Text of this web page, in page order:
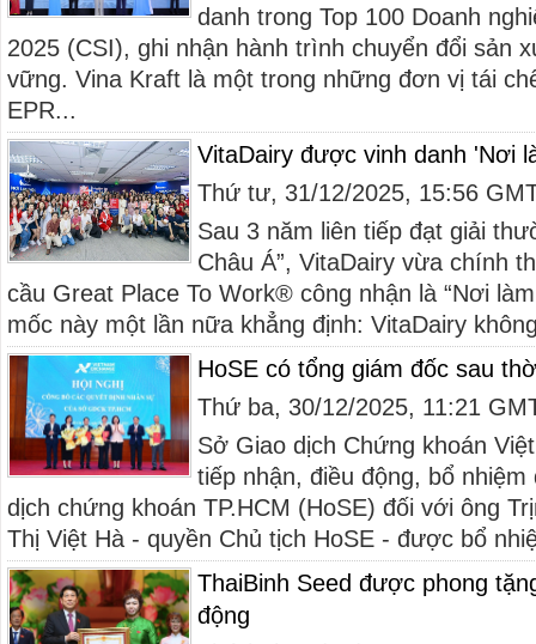
danh trong Top 100 Doanh
2025 (CSI), ghi nhận hành trình chuyển đổi sản
vững. Vina Kraft là một trong những đơn vị tái
EPR...
VitaDairy được vinh danh 'Nơi
Thứ tư, 31/12/2025, 15:56
Sau 3 năm liên tiếp đạt giải
Châu Á”, VitaDairy vừa chính
cầu Great Place To Work® công nhận là “Nơi
mốc này một lần nữa khẳng định: VitaDairy
HoSE có tổng giám đốc sau
Thứ ba, 30/12/2025, 11:21
Sở Giao dịch Chứng khoán
tiếp nhận, điều động, bổ
dịch chứng khoán TP.HCM (HoSE) đối với ông
Thị Việt Hà - quyền Chủ tịch HoSE - được bổ
ThaiBinh Seed được phong
động